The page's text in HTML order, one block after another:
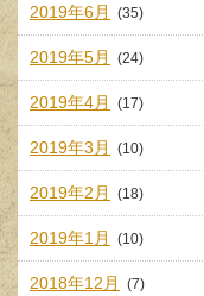
2019年6月 (35)
2019年5月 (24)
2019年4月 (17)
2019年3月 (10)
2019年2月 (18)
2019年1月 (10)
2018年12月 (7)